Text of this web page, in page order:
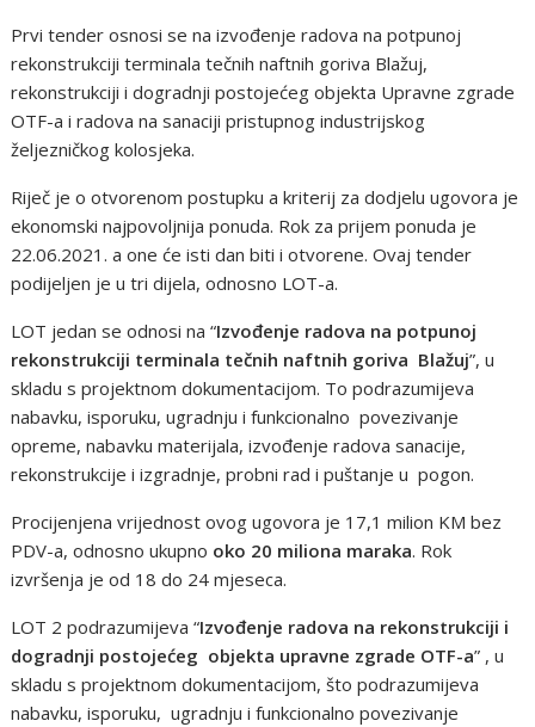
Prvi tender osnosi se na izvođenje radova na potpunoj
rekonstrukciji terminala tečnih naftnih goriva Blažuj,
rekonstrukciji i dogradnji postojećeg objekta Upravne zgrade
OTF-a i radova na sanaciji pristupnog industrijskog
željezničkog kolosjeka.
Riječ je o otvorenom postupku a kriterij za dodjelu ugovora je
ekonomski najpovoljnija ponuda. Rok za prijem ponuda je
22.06.2021. a one će isti dan biti i otvorene. Ovaj tender
podijeljen je u tri dijela, odnosno LOT-a.
LOT jedan se odnosi na “Izvođenje radova na potpunoj
rekonstrukciji terminala tečnih naftnih goriva Blažuj”, u
skladu s projektnom dokumentacijom. To podrazumijeva
nabavku, isporuku, ugradnju i funkcionalno povezivanje
opreme, nabavku materijala, izvođenje radova sanacije,
rekonstrukcije i izgradnje, probni rad i puštanje u pogon.
Procijenjena vrijednost ovog ugovora je 17,1 milion KM bez
PDV-a, odnosno ukupno oko 20 miliona maraka. Rok
izvršenja je od 18 do 24 mjeseca.
LOT 2 podrazumijeva “Izvođenje radova na rekonstrukciji i
dogradnji postojećeg objekta upravne zgrade OTF-a” , u
skladu s projektnom dokumentacijom, što podrazumijeva
nabavku, isporuku, ugradnju i funkcionalno povezivanje